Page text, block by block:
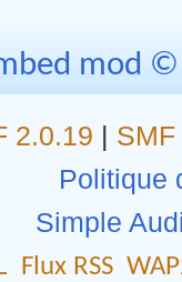
mod
2.0.19 |
Politique
Simple
Flux RSS